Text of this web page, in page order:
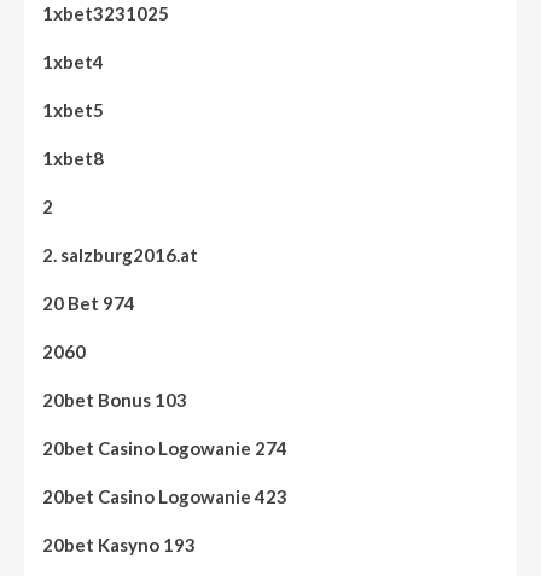
1xbet3231025
1xbet4
1xbet5
1xbet8
2
2. salzburg2016.at
20 Bet 974
2060
20bet Bonus 103
20bet Casino Logowanie 274
20bet Casino Logowanie 423
20bet Kasyno 193